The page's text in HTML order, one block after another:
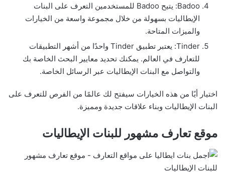
Badoo: يتيح Badoo للمستخدمين التعرف على البنات
الإيطاليات بسهولة من خلال مجموعة واسعة من الخيارات
والميزات المتاحة.
Tinder: يعتبر تطبيق Tinder واحدًا من أشهر التطبيقات
للتعارف في العالم. يمكنك تحديد معايير البحث الخاصة بك
والتواصل مع البنات الإيطاليات عبر الرسائل الخاصة.
اختيار أيًا من هذه الخيارات سيفتح لك عالمًا من الفرص للتعرف على
البنات الإيطاليات وبناء علاقات جديدة ومميزة.
موقع تعارف مشهور للبنات الإيطاليات